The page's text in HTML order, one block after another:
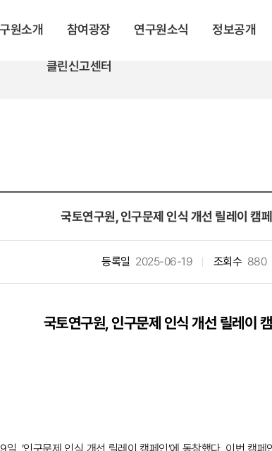
원소개 참여광장 연구원소식 정보공개
클린신고센터
국토연구원, 인구문제 인식 개선 릴레이 캠
등록일 2025-06-19 조회수 880
국토연구원, 인구문제 인식 개선 릴레이